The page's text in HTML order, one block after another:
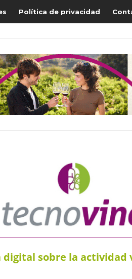
Política de privacidad
digital sobre la actividad